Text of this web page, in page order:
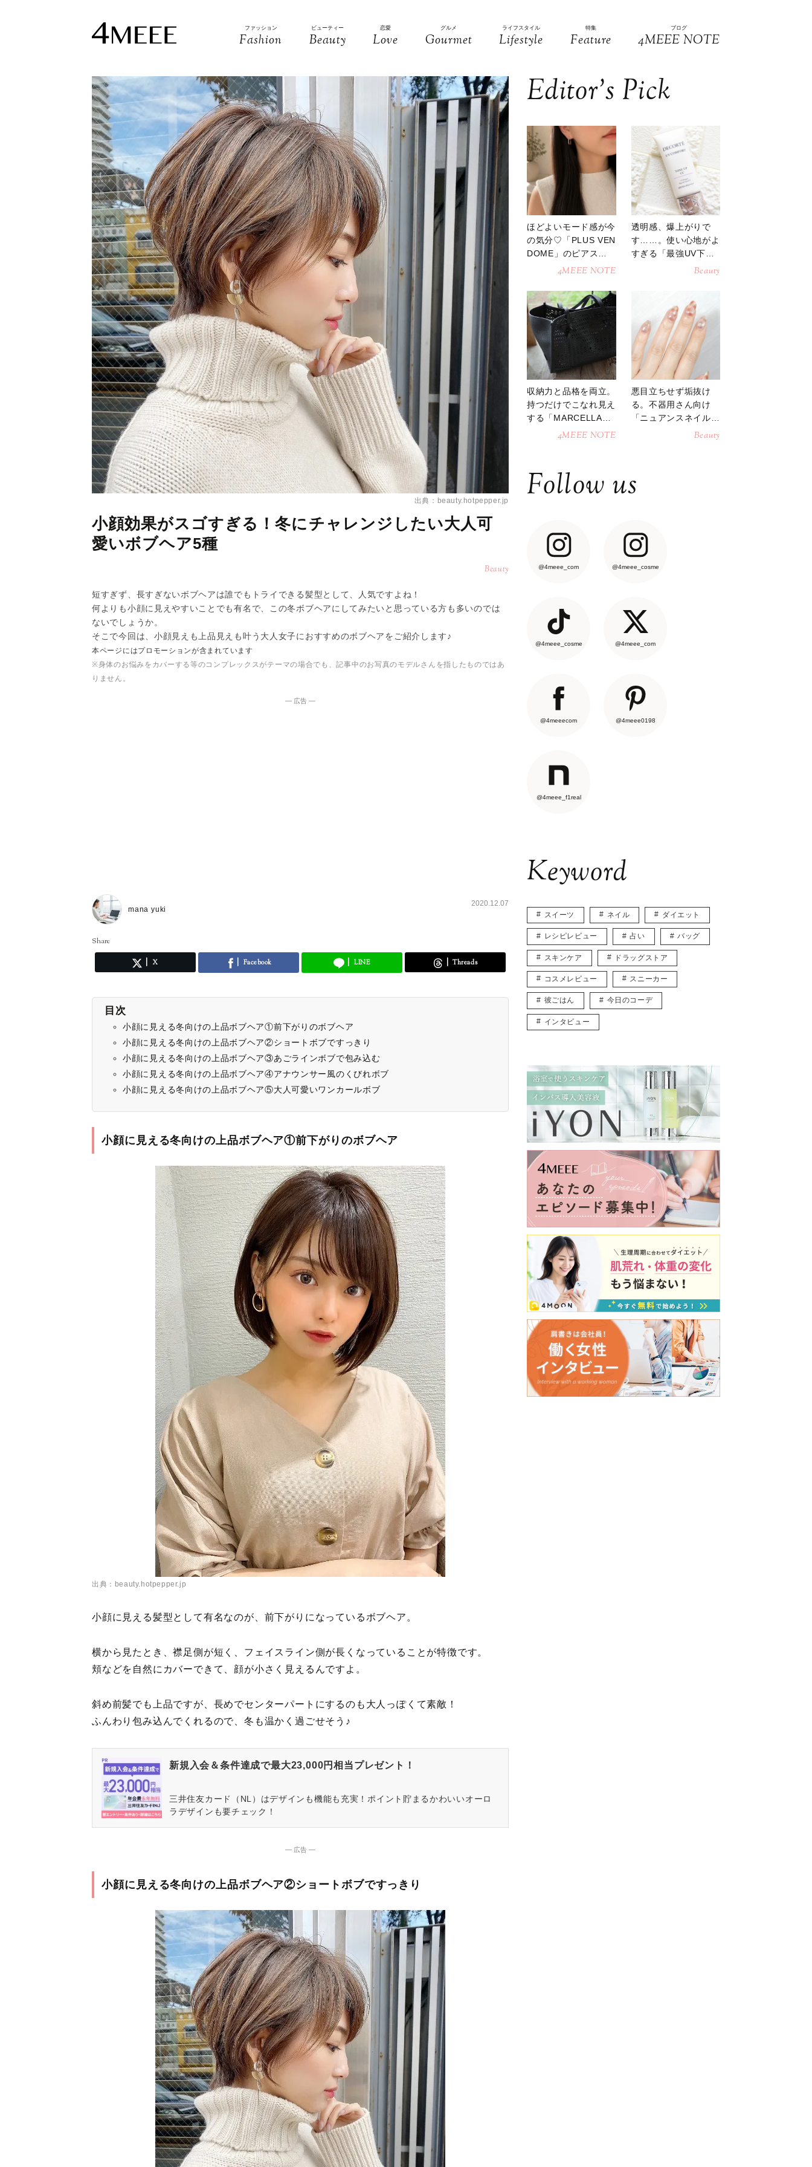
ファッション
Fashion
ビューティー
Beauty
恋愛
Love
グルメ
Gourmet
ライフスタイル
Lifestyle
特集
Feature
ブログ
4MEEE NOTE
出典：beauty.hotpepper.jp
小顔効果がスゴすぎる！冬にチャレンジしたい大人可
愛いボブヘア5種
Beauty
短すぎず、長すぎないボブヘアは誰でもトライできる髪型として、人気ですよね！
何よりも小顔に見えやすいことでも有名で、この冬ボブヘアにしてみたいと思っている方も多いのでは
ないでしょうか。
そこで今回は、小顔見えも上品見えも叶う大人女子におすすめのボブヘアをご紹介します♪
本ページにはプロモーションが含まれています
※身体のお悩みをカバーする等のコンプレックスがテーマの場合でも、記事中のお写真のモデルさんを指したものではあ
りません。
― 広告 ―
mana yuki
2020.12.07
Share
X Facebook LINE Threads
目次
小顔に見える冬向けの上品ボブヘア①前下がりのボブヘア
小顔に見える冬向けの上品ボブヘア②ショートボブですっきり
小顔に見える冬向けの上品ボブヘア③あごラインボブで包み込む
小顔に見える冬向けの上品ボブヘア④アナウンサー風のくびれボブ
小顔に見える冬向けの上品ボブヘア⑤大人可愛いワンカールボブ
小顔に見える冬向けの上品ボブヘア①前下がりのボブヘア
出典：beauty.hotpepper.jp
小顔に見える髪型として有名なのが、前下がりになっているボブヘア。
横から見たとき、襟足側が短く、フェイスライン側が長くなっていることが特徴です。
頬などを自然にカバーできて、顔が小さく見えるんですよ。
斜め前髪でも上品ですが、長めでセンターパートにするのも大人っぽくて素敵！
ふんわり包み込んでくれるので、冬も温かく過ごせそう♪
新規入会＆条件達成で最大23,000円相当プレゼント！
三井住友カード（NL）はデザインも機能も充実！ポイント貯まるかわいいオーロ
ラデザインも要チェック！
― 広告 ―
小顔に見える冬向けの上品ボブヘア②ショートボブですっきり
Editor’s Pick
ほどよいモード感が今
の気分♡「PLUS VEN
DOME」のピアスが
4MEEE NOTE
透明感、爆上がりで
す……。使い心地がよ
すぎる「最強UV下
Beauty
収納力と品格を両立。
持つだけでこなれ見え
する「MARCELLAト
ートバッグ」4MEEE NOTE
悪目立ちせず垢抜け
る。不器用さん向け
「ニュアンスネイル」
Beauty
Follow us
@4meee_com @4meee_cosme
@4meee_cosme @4meee_com
@4meeecom @4meee0198
@4meee_f1real
Keyword
スイーツ ネイル ダイエット
レシピレビュー 占い バッグ
スキンケア ドラッグストア
コスメレビュー スニーカー
彼ごはん 今日のコーデ
インタビュー